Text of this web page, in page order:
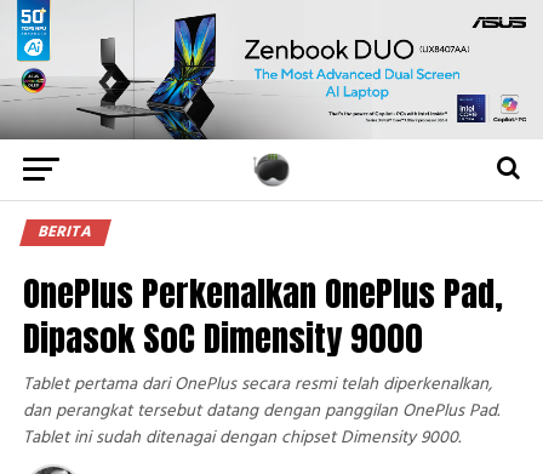
BERITA
OnePlus Perkenalkan OnePlus Pad,
Dipasok SoC Dimensity 9000
Tablet pertama dari OnePlus secara resmi telah diperkenalkan,
dan perangkat tersebut datang dengan panggilan OnePlus Pad.
Tablet ini sudah ditenagai dengan chipset Dimensity 9000.